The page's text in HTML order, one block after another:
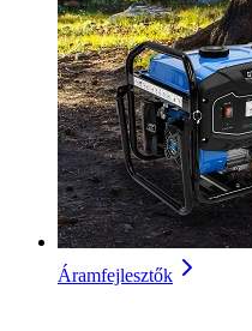
Áramfejlesztők